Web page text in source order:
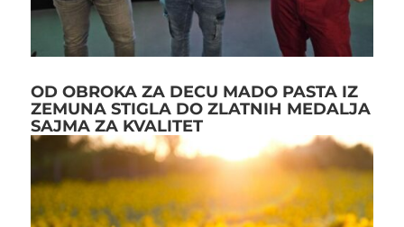
OD OBROKA ZA DECU MADO PASTA IZ
ZEMUNA STIGLA DO ZLATNIH MEDALJA
SAJMA ZA KVALITET